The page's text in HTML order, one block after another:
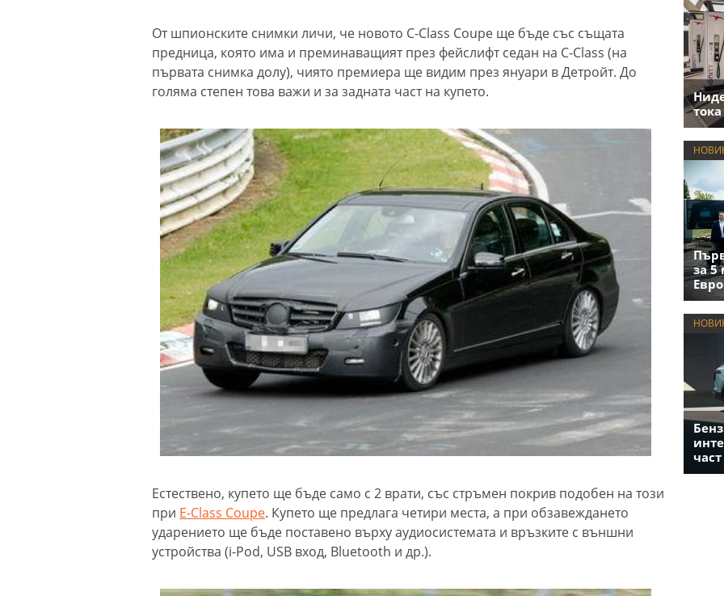
От шпионските снимки личи, че новото C-Class Coupe ще бъде със същата
предница, която има и преминаващият през фейслифт седан на C-Class (на
първата снимка долу), чиято премиера ще видим през януари в Детройт. До
голяма степен това важи и за задната част на купето.
Естествено, купето ще бъде само с 2 врати, със стръмен покрив подобен на този
при E-Class Coupe. Купето ще предлага четири места, а при обзавеждането
ударението ще бъде поставено върху аудиосистемата и връзките с външни
устройства (i-Pod, USB вход, Bluetooth и др.).
за 5
част